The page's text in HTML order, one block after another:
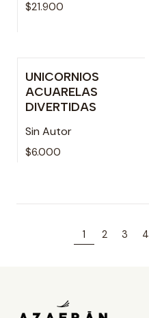
$21.900
Agotado
UNICORNIOS
ACUARELAS
DIVERTIDAS
Sin Autor
$6.000
1 2 3 4